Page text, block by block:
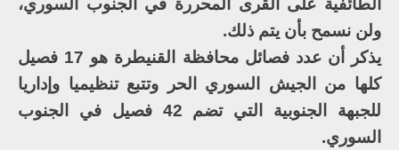
الطائفية على القرى المحررة في الجنوب السوري،
ولن نسمح بأن يتم ذلك.
يذكر أن عدد فصائل محافظة القنيطرة هو 17 فصيل
كلها من الجيش السوري الحر وتتبع تنظيميا وإداريا
للجبهة الجنوبية التي تضم 42 فصيل في الجنوب
السوري.